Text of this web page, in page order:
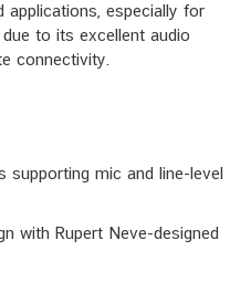
applications, especially for
to its excellent audio
connectivity.
supporting mic and line-level
with Rupert Neve-designed